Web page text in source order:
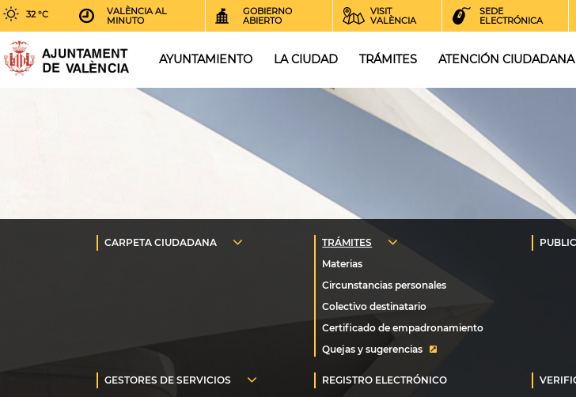
32 °C
VALÈNCIA AL
MINUTO
GOBIERNO
ABIERTO
VISIT
VALÈNCIA
SEDE
ELECTRÓNICA
AYUNTAMIENTO LA CIUDAD TRÁMITES ATENCIÓN CIUDADANA
Quejas y sugerencias